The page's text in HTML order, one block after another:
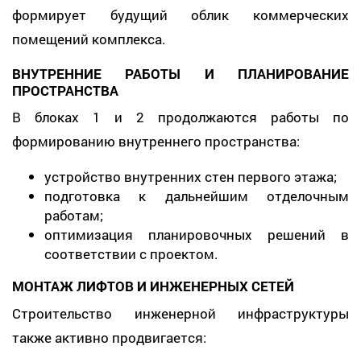
формирует будущий облик коммерческих
помещений комплекса.
ВНУТРЕННИЕ РАБОТЫ И ПЛАНИРОВАНИЕ
ПРОСТРАНСТВА
В блоках 1 и 2 продолжаются работы по
формированию внутреннего пространства:
устройство внутренних стен первого этажа;
подготовка к дальнейшим отделочным
работам;
оптимизация планировочных решений в
соответствии с проектом.
МОНТАЖ ЛИФТОВ И ИНЖЕНЕРНЫХ СЕТЕЙ
Строительство инженерной инфраструктуры
также активно продвигается: